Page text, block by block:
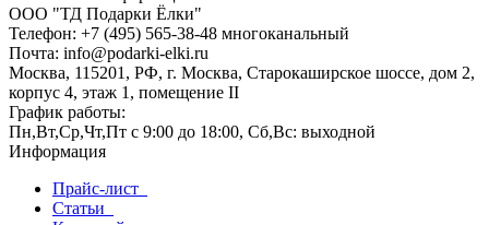
ООО "ТД Подарки Ёлки"
Телефон: +7 (495) 565-38-48 многоканальный
Почта: info@podarki-elki.ru
Москва, 115201, РФ, г. Москва, Старокаширское шоссе, дом 2,
корпус 4, этаж 1, помещение II
График работы:
Пн,Вт,Ср,Чт,Пт с 9:00 до 18:00, Сб,Вс: выходной
Информация
Прайс-лист
Статьи